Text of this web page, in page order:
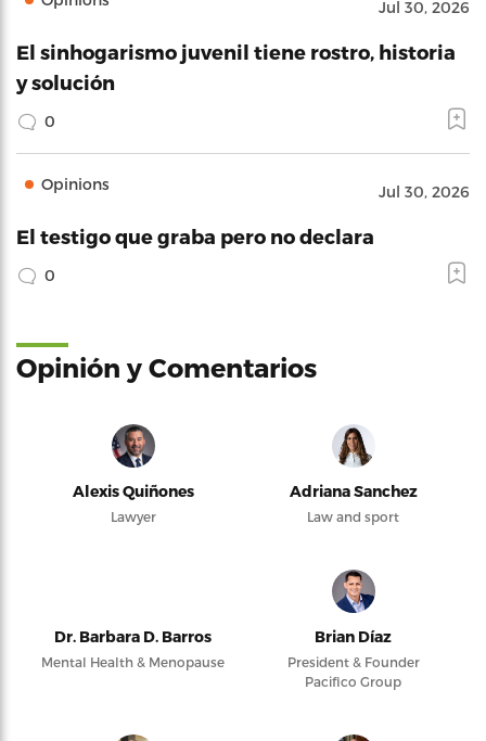
Jul 30, 2026
El sinhogarismo juvenil tiene rostro, historia
y solución
0
Opinions Jul 30, 2026
El testigo que graba pero no declara
0
Opinión y Comentarios
Alexis Quiñones
Lawyer
Adriana Sanchez
Law and sport
Dr. Barbara D. Barros
Mental Health & Menopause
Brian Díaz
President & Founder
Pacifico Group